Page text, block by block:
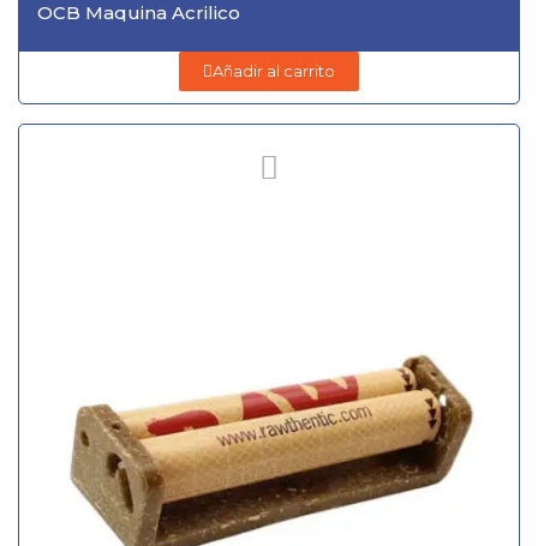
OCB Maquina Acrilico
Añadir al carrito